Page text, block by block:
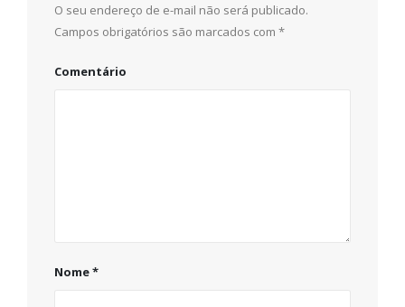
O seu endereço de e-mail não será publicado.
Campos obrigatórios são marcados com *
Comentário
Nome*